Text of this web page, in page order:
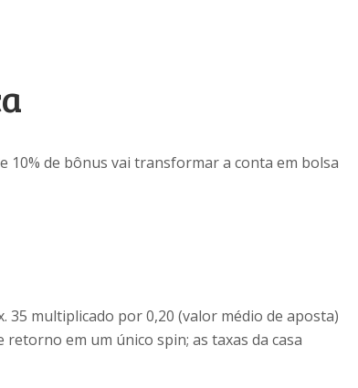
10% de bônus vai transformar a conta em bolsa
multiplicado por 0,20 (valor médio de aposta)
retorno em um único spin; as taxas da casa